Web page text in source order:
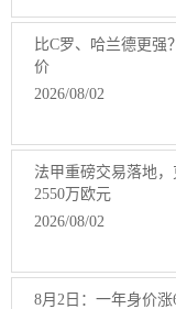
比C罗、哈兰德更强
价
2026/08/02
法甲重磅交易落地
2550万欧元
2026/08/02
8月2日：一年身价